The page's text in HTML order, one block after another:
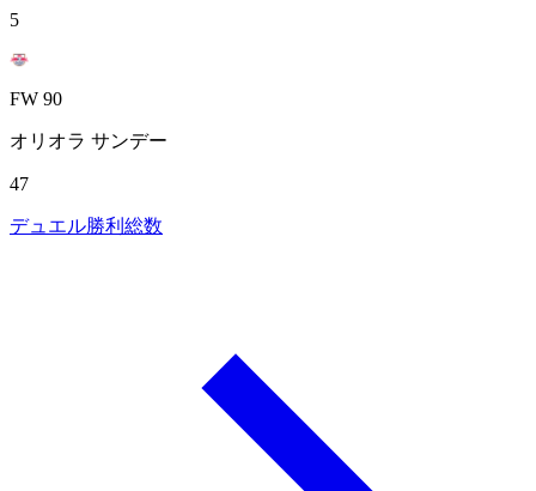
5
FW 90
オリオラ サンデー
47
デュエル勝利総数